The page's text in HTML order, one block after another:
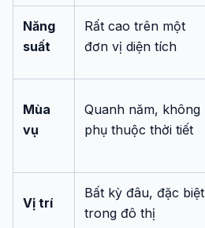
Năng
suất
Rất cao trên một
đơn vị diện tích
Mùa
vụ
Quanh năm, không
phụ thuộc thời tiết
Vị trí
Bất kỳ đâu, đặc biệt
trong đô thị